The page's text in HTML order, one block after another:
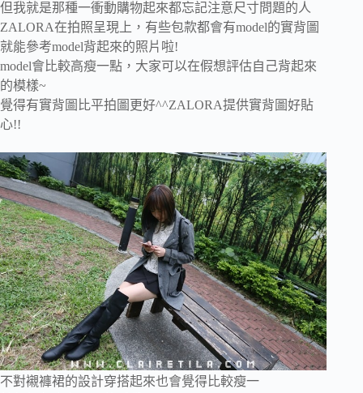
但我就是那種一衝動購物起來都忘記注意尺寸問題的人
ZALORA在拍照呈現上，有些包款都會有model的實背圖
就能參考model背起來的照片啦!
model會比較高瘦一點，大家可以在假想評估自己背起來
的模樣~
覺得有實背圖比平拍圖更好^^ZALORA提供實背圖好貼
心!!
不對襯褲裙的設計穿搭起來也會覺得比較瘦一